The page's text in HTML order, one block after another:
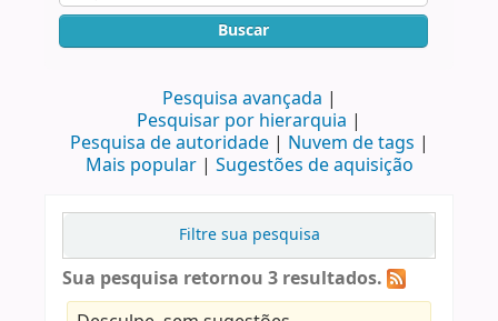
Buscar
Pesquisa avançada
Pesquisar por hierarquia
Pesquisa de autoridade
Nuvem de tags
Mais popular
Sugestões de aquisição
Filtre sua pesquisa
Sua pesquisa retornou 3 resultados.